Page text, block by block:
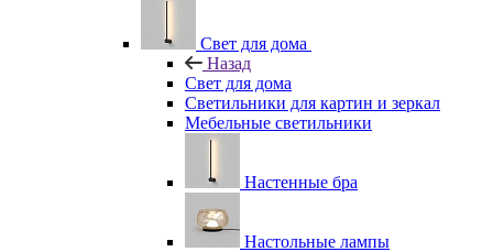
Свет для дома
Назад
Свет для дома
Светильники для картин и зеркал
Мебельные светильники
Настенные бра
Настольные лампы